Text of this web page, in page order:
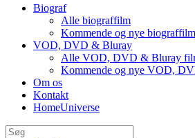
Biograf
Alle biograffilm
Kommende og nye biograffilm
VOD, DVD & Bluray
Alle VOD, DVD & Bluray
Kommende og nye VOD,
Om os
Kontakt
HomeUniverse